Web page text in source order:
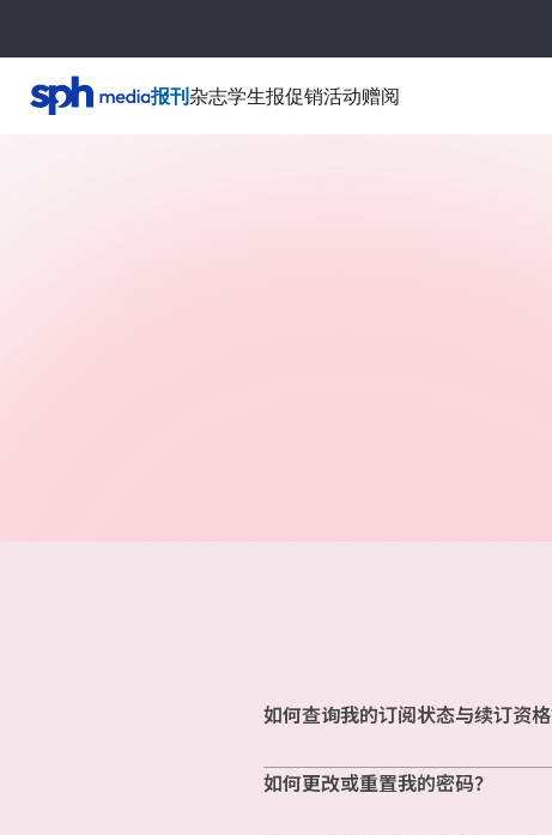
报刊杂志学生报促销活动赠阅
如何查询我的订阅状态与续订资
如何更改或重置我的密码？